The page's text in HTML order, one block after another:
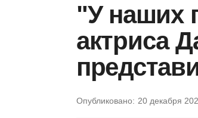
"У наших
актриса
Опубликовано: 20 декабря